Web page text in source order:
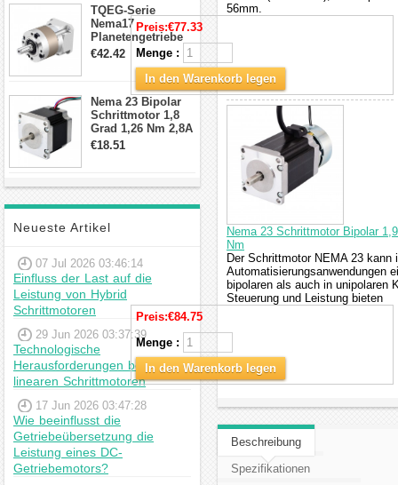
TQEG-Serie
Nema17
Planetengetriebe
10:1 Spiel 15Arc-
min für Nema 17
Schrittmotor
€42.42
Nema 23 Bipolar
Schrittmotor 1,8
Grad 1,26 Nm 2,8A
2,5V 4 Drähte
€18.51
Neueste Artikel
07 Jul 2026 03:46:14
Einfluss der Last auf die
Leistung von Hybrid
Schrittmotoren
29 Jun 2026 03:37:39
Technologische
Herausforderungen bei
linearen Schrittmotoren
17 Jun 2026 03:47:28
Wie beeinflusst die
Getriebeübersetzung die
Leistung eines DC-
Getriebemotors?
56mm.
Preis:€77.33
Menge :
In den Warenkorb legen
Nema 23 Schrittmotor Bipolar
Nm
Der Schrittmotor NEMA 23
Automatisierungsanwendungen
bipolaren als auch in unipolaren
Steuerung und Leistung bieten
Preis:€84.75
Menge :
In den Warenkorb legen
Beschreibung
Spezifikationen